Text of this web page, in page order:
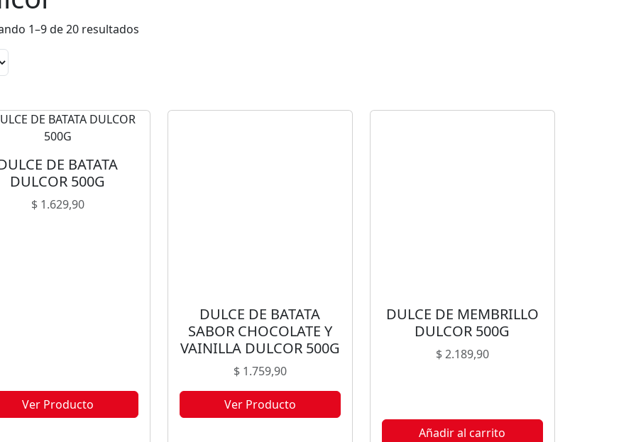
1–9 de 20 resultados
DE BATATA
DULCOR 500G
$1.629,90
Ver Producto
DULCE DE BATATA
SABOR CHOCOLATE Y
VAINILLA DULCOR 500G
$1.759,90
Ver Producto
DULCE DE MEMBRILLO
DULCOR 500G
$2.189,90
Añadir al carrito